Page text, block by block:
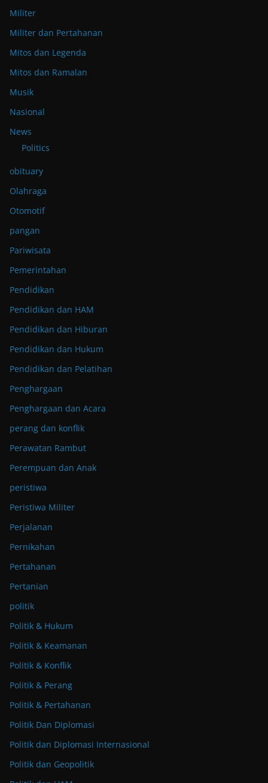
Militer
Militer dan Pertahanan
Mitos dan Legenda
Mitos dan Ramalan
Musik
Nasional
News
Politics
obituary
Olahraga
Otomotif
pangan
Pariwisata
Pemerintahan
Pendidikan
Pendidikan dan HAM
Pendidikan dan Hiburan
Pendidikan dan Hukum
Pendidikan dan Pelatihan
Penghargaan
Penghargaan dan Acara
perang dan konflik
Perawatan Rambut
Perempuan dan Anak
peristiwa
Peristiwa Militer
Perjalanan
Pernikahan
Pertahanan
Pertanian
politik
Politik & Hukum
Politik & Keamanan
Politik & Konflik
Politik & Perang
Politik & Pertahanan
Politik Dan Diplomasi
Politik dan Diplomasi Internasional
Politik dan Geopolitik